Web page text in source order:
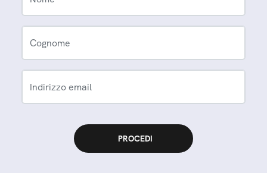
Cognome
Indirizzo email